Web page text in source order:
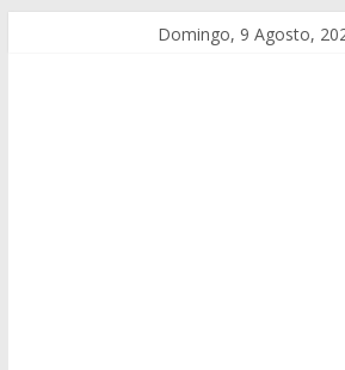
Domingo, 9 Agosto,